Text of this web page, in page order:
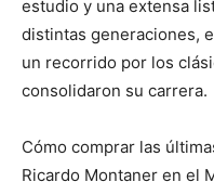
estudio y una extensa
distintas generaciones,
un recorrido por los
consolidaron su carrera.
Cómo comprar las
Ricardo Montaner en el